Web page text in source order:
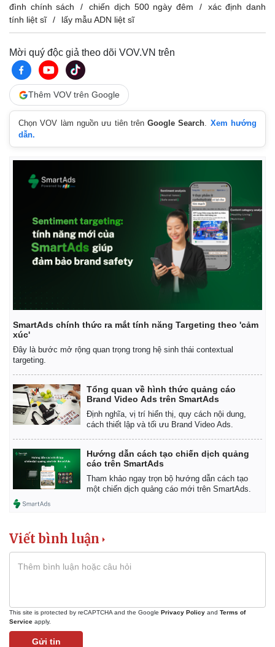
Bất động sản
Khởi nghiệp
Giá vàng
đình chính sách
chiến dịch 500 ngày đêm
xác định danh
tính liệt sĩ
lấy mẫu ADN liệt sĩ
Mời quý độc giả theo dõi VOV.VN trên
Thêm VOV trên Google
Chọn VOV làm nguồn ưu tiên trênGoogle Search. Xem hướng
dẫn.
SmartAds chính thức ra mắt tính năng Targeting theo 'cảm
xúc'
Đây là bước mở rộng quan trọng trong hệ sinh thái contextual
targeting.
Tổng quan về hình thức quảng cáo
Brand Video Ads trên SmartAds
Định nghĩa, vị trí hiển thị, quy cách nội dung,
cách thiết lập và tối ưu Brand Video Ads.
Hướng dẫn cách tạo chiến dịch quảng
cáo trên SmartAds
Tham khảo ngay trọn bộ hướng dẫn cách tạo
một chiến dịch quảng cáo mới trên SmartAds.
Viết bình luận
This site is protected by reCAPTCHA and the Google Privacy Policy and Terms of
Service apply.
Gửi tin